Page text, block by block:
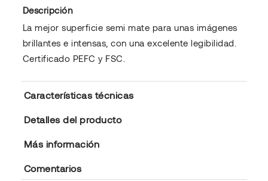
Descripción
La mejor superficie semi mate para unas imágenes
brillantes e intensas, con una excelente legibilidad.
Certificado PEFC y FSC.
Características técnicas
Detalles del producto
Más información
Comentarios